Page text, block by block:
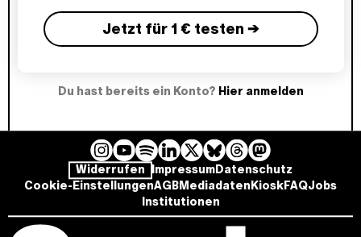
Jetzt für 1 € testen →
Du hast bereits ein Konto? Hier anmelden
I
n
s
t
Y
o
u
T
S
p
o
t
L
i
n
k
B
l
u
e
T
h
r
e
a
M
a
s
t
Widerrufen ImpressumDatenschutz
Cookie-EinstellungenAGBMediadaten KioskFAQJobs
Institutionen